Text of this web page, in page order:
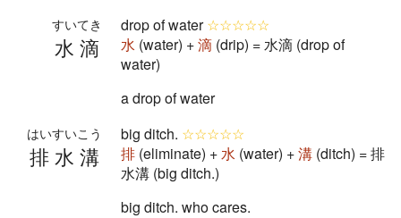
水滴
すいてき drop of water☆☆☆☆☆
水 (water) +滴 (drip) = 水滴 (drop of
water)
a drop of water
排水溝
はいすいこう big ditch. ☆☆☆☆☆
排 (eliminate) +水 (water) +溝 (ditch) = 排
水溝 (big ditch.)
big ditch. who cares.